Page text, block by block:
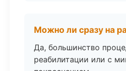
Можно ли сразу на
Да, большинство
реабилитации или с